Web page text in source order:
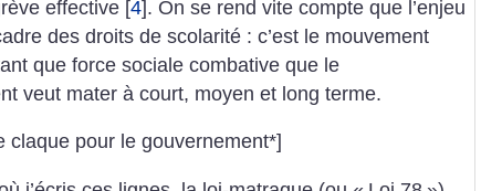
effective [4]. On se rend vite compte que l’enjeu
des droits de scolarité : c’est le mouvement
que force sociale combative que le
veut mater à court, moyen et long terme.
claque pour le gouvernement*]